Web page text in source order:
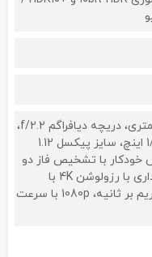
لنز واید 23 میلیمتری، دریچه دیافراگم f/2.2،
سایز سنسور 1/3.2 اینچ، سایز پیکسل 1.12
خودکار با تشخیص فاز دو
پیکسلی / فیلمبرداری با رزولوشن 4K با
سرعت 30 و 60 فریم بر ثانیه، 1080p با سرعت